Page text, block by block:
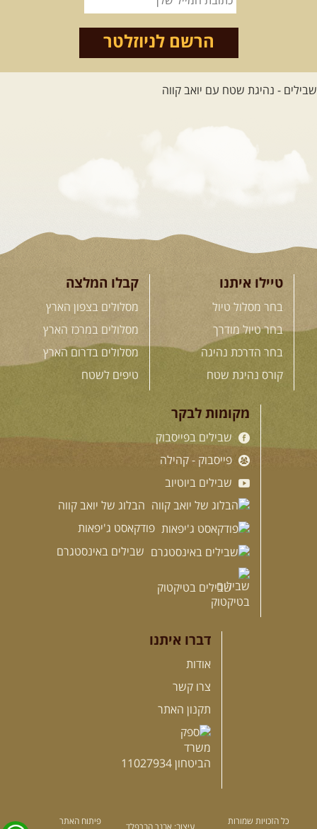
הרשם לניוזלטר
טיילו איתנו
בחר מסלול טיול
בחר טיול מודרך
בחר הדרכת נהיגה
קורס נהיגת שטח
קבלו המלצה
מסלולים בצפון הארץ
מסלולים במרכז הארץ
מסלולים בדרום הארץ
טיפים לשטח
מקומות לבקר
שבילים בפייסבוק
פייסבוק - קהילה
שבילים ביוטיוב
הבלוג של יואב קווה
פודקאסט ג'יפאות
שבילים באינסטגרם
שבילים בטיקטוק
דברו איתנו
אודות
צרו קשר
תקנון האתר
כל הזכויות שמורות
פיתוח האתר